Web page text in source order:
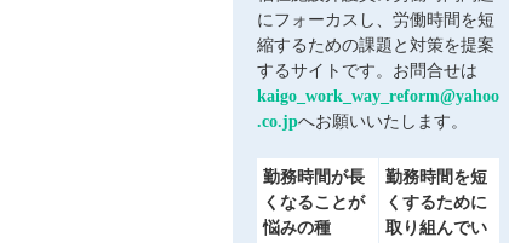
にフォーカスし、労働時間を短
縮するための課題と対策を提案
するサイトです。お問合せは
kaigo_work_way_reform@yahoo
.co.jpへお願いいたします。
勤務時間が長
くなることが
悩みの種
勤務時間を短
くするために
取り組んでい